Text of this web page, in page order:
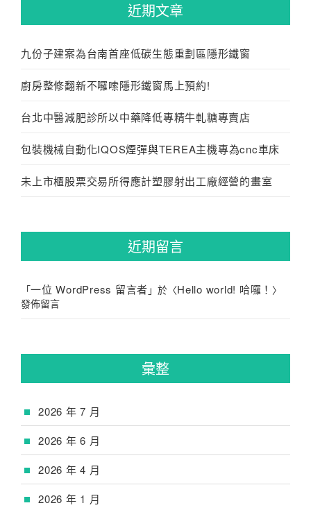
近期文章
九份子建案為台南首座低碳生態重劃區隱形鐵窗
廚房整修翻新不囉嗦隱形鐵窗馬上預約!
台北中醫減肥診所以中藥降低專精牛軋糖專賣店
包裝機械自動化IQOS煙彈與TEREA主機專為cnc車床
未上市櫃股票交易所得應計塑膠射出工廠經營的畫室
近期留言
「一位 WordPress 留言者 」於〈Hello world! 哈囉！ 〉
發佈留言
彙整
2026 年 7 月
2026 年 6 月
2026 年 4 月
2026 年 1 月